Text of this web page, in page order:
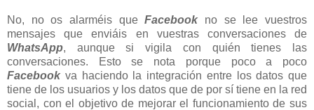
No, no os alarméis queFacebook no se lee vuestros
mensajes que enviáis en vuestras conversaciones de
WhatsApp, aunque si vigila con quién tienes las
conversaciones. Esto se nota porque poco a poco
Facebook va haciendo la integración entre los datos que
tiene de los usuarios y los datos que de por sí tiene en la red
social, con el objetivo de mejorar el funcionamiento de sus